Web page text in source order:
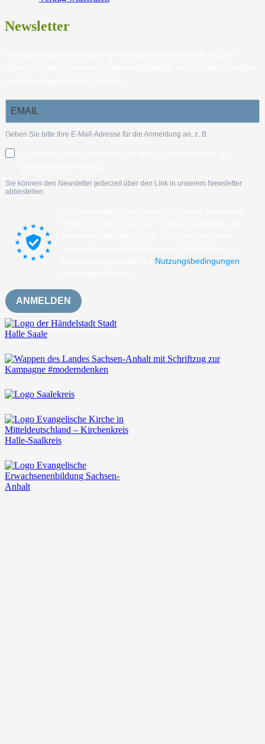
Newsletter
Geben Sie bitte Ihre E-Mail-Adresse für die Anmeldung an, z. B. .
Sie können den Newsletter jederzeit über den Link in unserem Newsletter
abbestellen.
Nutzungsbedingungen
ANMELDEN